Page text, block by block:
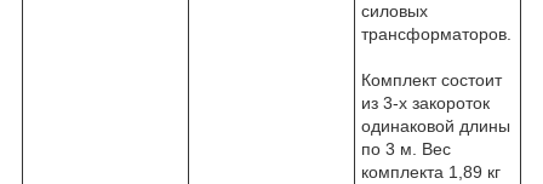
силовых
трансформаторов.
Комплект состоит
из 3-х закороток
одинаковой длины
по 3 м. Вес
комплекта 1,89 кг